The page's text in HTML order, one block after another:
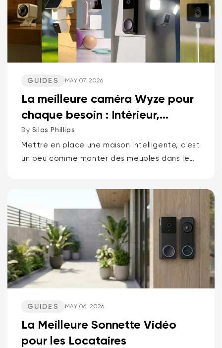
GUIDES MAY 07, 2026
La meilleure caméra Wyze pour
chaque besoin : Intérieur,
Extérieur, Animaux d...
By Silas Phillips
Mettre en place une maison intelligente, c'est
un peu comme monter des meubles dans le
GUIDES MAY 06, 2026
La Meilleure Sonnette Vidéo
pour les Locataires